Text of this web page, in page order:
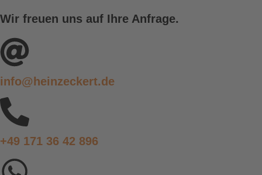
Wir freuen uns auf Ihre Anfrage.
info@heinzeckert.de
+49 171 36 42 896